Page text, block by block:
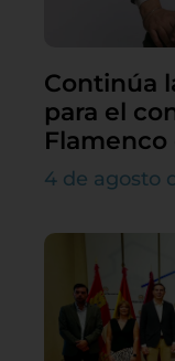
Continúa
para el
Flamenco
4 de agosto